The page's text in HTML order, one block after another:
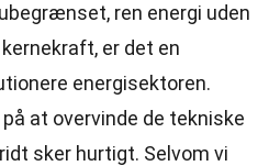
ren energi uden
er det en
energisektoren.
at overvinde de tekniske
sker hurtigt. Selvom vi